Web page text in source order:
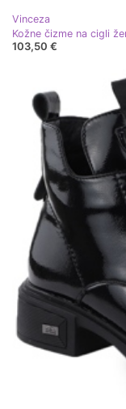
Vinceza
Kožne čizme na cigli
103,50 €